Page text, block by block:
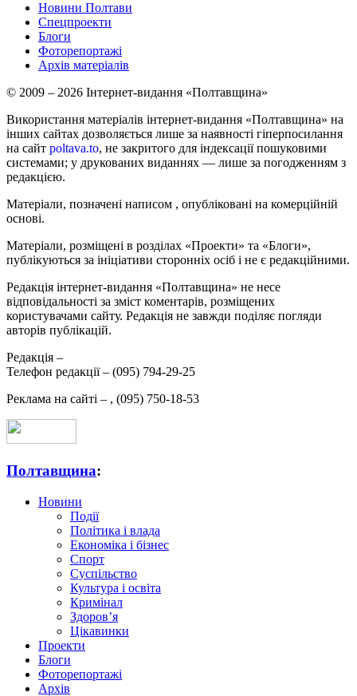
Новини Полтави
Спецпроекти
Блоги
Фоторепортажі
Архів матеріалів
© 2009 – 2026 Інтернет-видання «Полтавщина»
Використання матеріалів інтернет-видання «Полтавщина» на
інших сайтах дозволяється лише за наявності гіперпосилання
на сайт poltava.to, не закритого для індексації пошуковими
системами; у друкованих виданнях — лише за погодженням з
редакцією.
Матеріали, позначені написом , опубліковані на комерційній
основі.
Матеріали, розміщені в розділах «Проекти» та «Блоги»,
публікуються за ініціативи сторонніх осіб і не є редакційними.
Редакція інтернет-видання «Полтавщина» не несе
відповідальності за зміст коментарів, розміщених
користувачами сайту. Редакція не завжди поділяє погляди
авторів публікацій.
Редакція –
Телефон редакції – (095) 794-29-25
Реклама на сайті – , (095) 750-18-53
Полтавщина:
Новини
Події
Політика і влада
Економіка і бізнес
Спорт
Суспільство
Культура і освіта
Кримінал
Здоров’я
Цікавинки
Проекти
Блоги
Фоторепортажі
Архів